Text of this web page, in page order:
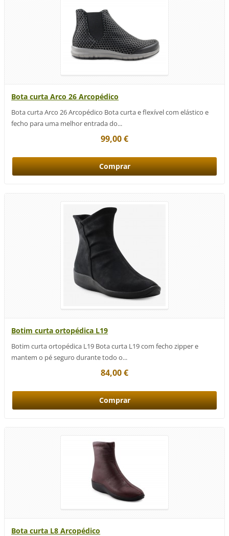
Bota curta Arco 26 Arcopédico
Bota curta Arco 26 Arcopédico Bota curta e flexível com elástico e
fecho para uma melhor entrada do...
99,00 €
Botim curta ortopédica L19
Botim curta ortopédica L19 Bota curta L19 com fecho zipper e
mantem o pé seguro durante todo o...
84,00 €
Bota curta L8 Arcopédico